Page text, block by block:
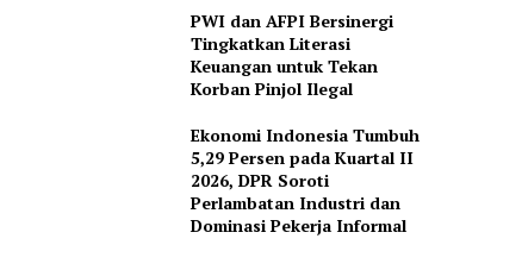
PWI dan AFPI Bersinergi
Tingkatkan Literasi
Keuangan untuk Tekan
Korban Pinjol Ilegal
Ekonomi Indonesia Tumbuh
5,29 Persen pada Kuartal II
2026, DPR Soroti
Perlambatan Industri dan
Dominasi Pekerja Informal